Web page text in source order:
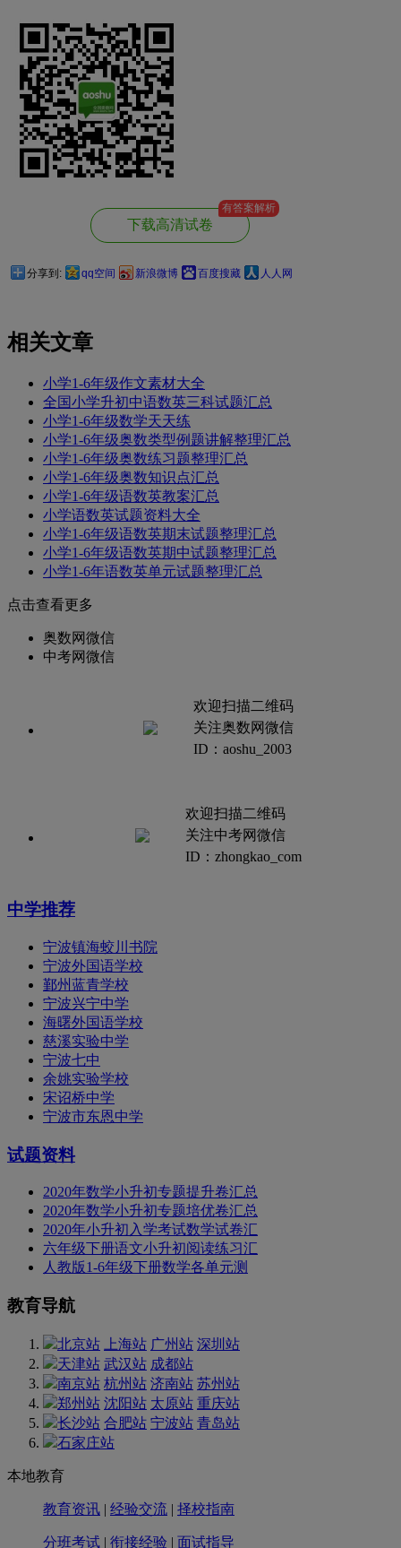
下载高清试卷
有答案解析
分享到: qq空间 新浪微博 百度搜藏 人人网
相关文章
小学1-6年级作文素材大全
全国小学升初中语数英三科试题汇总
小学1-6年级数学天天练
小学1-6年级奥数类型例题讲解整理汇总
小学1-6年级奥数练习题整理汇总
小学1-6年级奥数知识点汇总
小学1-6年级语数英教案汇总
小学语数英试题资料大全
小学1-6年级语数英期末试题整理汇总
小学1-6年级语数英期中试题整理汇总
小学1-6年语数英单元试题整理汇总
点击查看更多
奥数网微信
中考网微信
欢迎扫描二维码
关注奥数网微信
ID：aoshu_2003
欢迎扫描二维码
关注中考网微信
ID：zhongkao_com
中学推荐
宁波镇海蛟川书院
宁波外国语学校
鄞州蓝青学校
宁波兴宁中学
海曙外国语学校
慈溪实验中学
宁波七中
余姚实验学校
宋诏桥中学
宁波市东恩中学
试题资料
2020年数学小升初专题提升卷汇总
2020年数学小升初专题培优卷汇总
2020年小升初入学考试数学试卷汇
六年级下册语文小升初阅读练习汇
人教版1-6年级下册数学各单元测
教育导航
北京站 上海站 广州站 深圳站
天津站 武汉站 成都站
南京站 杭州站 济南站 苏州站
郑州站 沈阳站 太原站 重庆站
长沙站 合肥站 宁波站 青岛站
石家庄站
本地教育
教育资讯 | 经验交流 | 择校指南
分班考试 | 衔接经验 | 面试指导